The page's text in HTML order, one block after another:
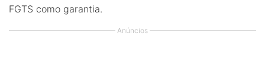
FGTS como garantia.
Anúncios